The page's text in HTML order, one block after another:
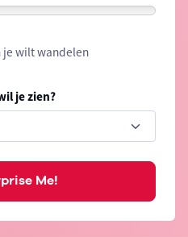
wilt wandelen
je zien?
Me!